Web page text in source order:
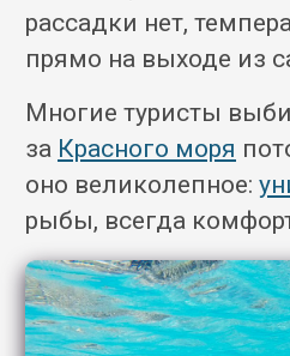
рассадки нет,
прямо на выходе из
Многие туристы
за Красного моря
оно великолепное:
рыбы, всегда